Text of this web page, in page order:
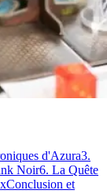
d'Azura3.
Noir6. La Quête
Conclusion et